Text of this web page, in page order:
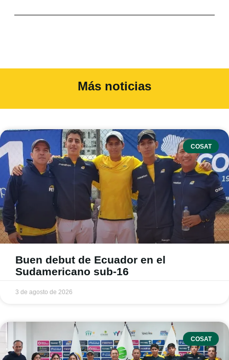
Más noticias
COSAT
Buen debut de Ecuador en el
Sudamericano sub-16
3 de agosto de 2026
COSAT